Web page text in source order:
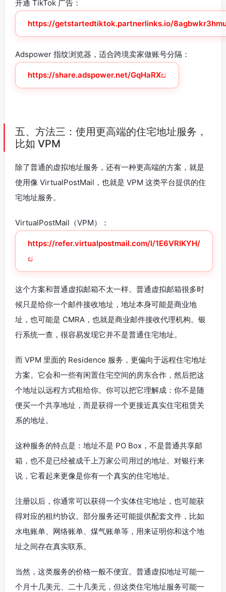
开通 TikTok 广告：
https://getstartedtiktok.partnerlinks.io/
Adspower 指纹浏览器，适合跨境卖家做账号分隔：
https://share.adspower.net/GqHaRX
五、方法三：使用更高端的住宅地址服务，
比如 VPM
除了普通的虚拟地址服务，还有一种更高端的方案，就是
使用像 VirtualPostMail，也就是 VPM 这类平台提供的住
宅地址服务。
VirtualPostMail（VPM）：
https://refer.virtualpostmail.com/l/1E6VRIKYH/
这个方案和普通虚拟邮箱不太一样。普通虚拟邮箱很多时
候只是给你一个邮件接收地址，地址本身可能是商业地
址，也可能是 CMRA，也就是商业邮件接收代理机构。银
行系统一查，很容易发现它并不是普通住宅地址。
而 VPM 里面的 Residence 服务，更偏向于远程住宅地址
方案。它会和一些有闲置住宅空间的房东合作，然后把这
个地址以远程方式租给你。你可以把它理解成：你不是随
便买一个共享地址，而是获得一个更接近真实住宅租赁关
系的地址。
这种服务的特点是：地址不是 PO Box，不是普通共享邮
箱，也不是已经被成千上万家公司用过的地址。对银行来
说，它看起来更像是你有一个真实的住宅地址。
注册以后，你通常可以获得一个实体住宅地址，也可能获
得对应的租约协议。部分服务还可能提供配套文件，比如
水电账单、网络账单、煤气账单等，用来证明你和这个地
址之间存在真实联系。
当然，这类服务的价格一般不便宜。普通虚拟地址可能一
个月十几美元、二十几美元，但这类住宅地址服务可能一